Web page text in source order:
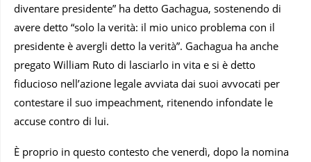
diventare presidente” ha detto Gachagua, sostenendo di
avere detto “solo la verità: il mio unico problema con il
presidente è avergli detto la verità”. Gachagua ha anche
pregato William Ruto di lasciarlo in vita e si è detto
fiducioso nell’azione legale avviata dai suoi avvocati per
contestare il suo impeachment, ritenendo infondate le
accuse contro di lui.
È proprio in questo contesto che venerdì, dopo la nomina